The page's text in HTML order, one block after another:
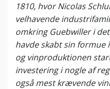
1810, hvor Nicolas
velhavende
omkring Guebwiller i
havde skabt sin
og vinproduktionen
investering i nogle af
også mest krævende